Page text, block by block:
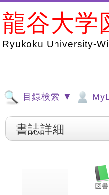
龍谷大学
Ryukoku University-
目録検索 ▼
書誌詳細